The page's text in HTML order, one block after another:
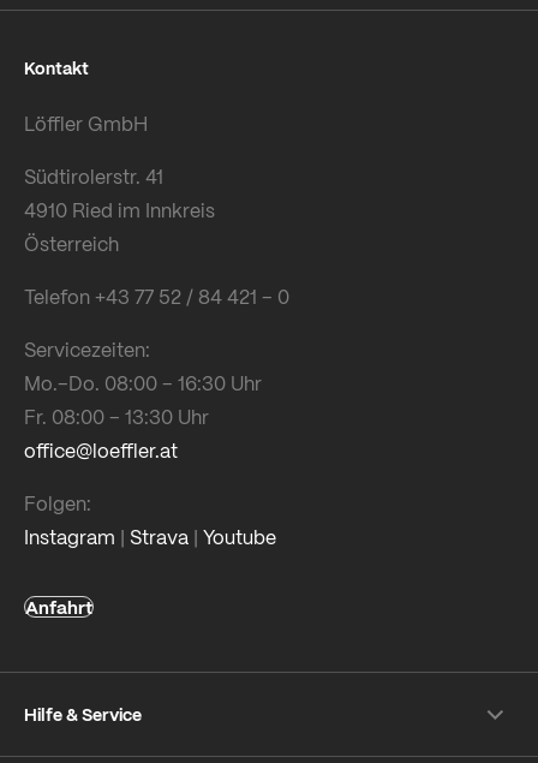
Kontakt
Löffler GmbH
Südtirolerstr. 41
4910 Ried im Innkreis
Österreich
Telefon +43 77 52 / 84 421 – 0
Servicezeiten:
Mo.–Do. 08:00 – 16:30 Uhr
Fr. 08:00 – 13:30 Uhr
office@loeffler.at
Folgen:
Instagram | Strava | Youtube
Anfahrt
Hilfe & Service